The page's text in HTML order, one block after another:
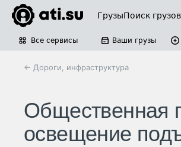
ГрузыПоиск грузов
Все сервисы Ваши грузы
← Дороги, инфраструктура
Общественная
освещение